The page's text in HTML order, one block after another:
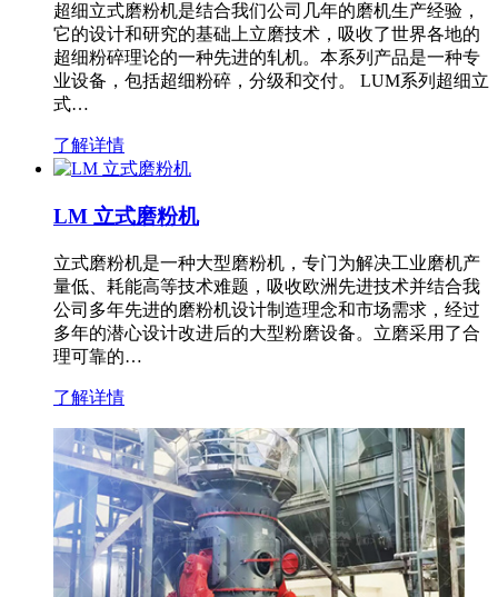
超细立式磨粉机是结合我们公司几年的磨机生产经验，
它的设计和研究的基础上立磨技术，吸收了世界各地的
超细粉碎理论的一种先进的轧机。本系列产品是一种专
业设备，包括超细粉碎，分级和交付。 LUM系列超细立
式…
了解详情
LM 立式磨粉机
立式磨粉机是一种大型磨粉机，专门为解决工业磨机产
量低、耗能高等技术难题，吸收欧洲先进技术并结合我
公司多年先进的磨粉机设计制造理念和市场需求，经过
多年的潜心设计改进后的大型粉磨设备。立磨采用了合
理可靠的…
了解详情